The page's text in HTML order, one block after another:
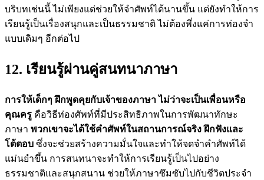
บริบทเช่นนี้ ไม่เพียงแต่ช่วยให้จำศัพท์ได้นานขึ้น แต่ยังทำให้การ
เรียนรู้เป็นเรื่องสนุกและเป็นธรรมชาติ ไม่ต้องพึ่งแค่การท่องจำ
แบบเดิมๆ อีกต่อไป
12. เรียนรู้ผ่านคู่สนทนาภาษา
การให้เด็กๆ ฝึกพูดคุยกับเจ้าของภาษา ไม่ว่าจะเป็นเพื่อนหรือ
คุณครู คือวิธีท่องศัพท์ที่มีประสิทธิภาพในการพัฒนาทักษะ
ภาษา พวกเขาจะได้ใช้คำศัพท์ในสถานการณ์จริง ฝึกฟังและ
โต้ตอบ ซึ่งจะช่วยสร้างความมั่นใจและทำให้จดจำคำศัพท์ได้
แม่นยำขึ้น การสนทนาจะทำให้การเรียนรู้เป็นไปอย่าง
ธรรมชาติและสนุกสนาน ช่วยให้ภาษาซึมซับไปกับชีวิตประจำ